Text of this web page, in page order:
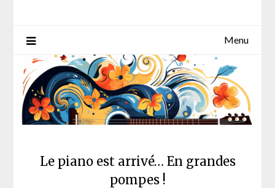
Menu
Le piano est arrivé… En grandes
pompes !